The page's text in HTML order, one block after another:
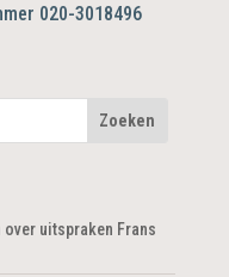
020-3018496
uitspraken Frans